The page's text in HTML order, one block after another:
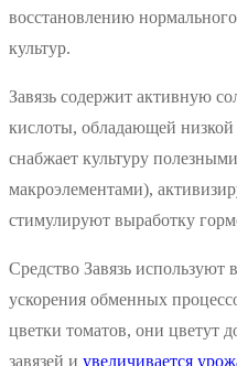
восстановлению
культур.
Завязь содержит активную
кислоты, обладающей
снабжает культуру
макроэлементами),
стимулируют выработку
Средство Завязь используют
ускорения обменных
цветки томатов, они цветут
завязей и увеличивается